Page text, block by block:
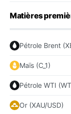
Matières
Pétrole Brent
Maïs (C_1)
Pétrole WTI
Or (XAU/USD)